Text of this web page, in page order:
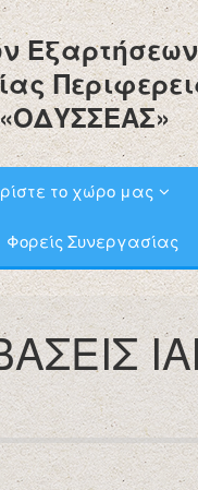
το χώρο μας
Φορείς Συνεργασίας